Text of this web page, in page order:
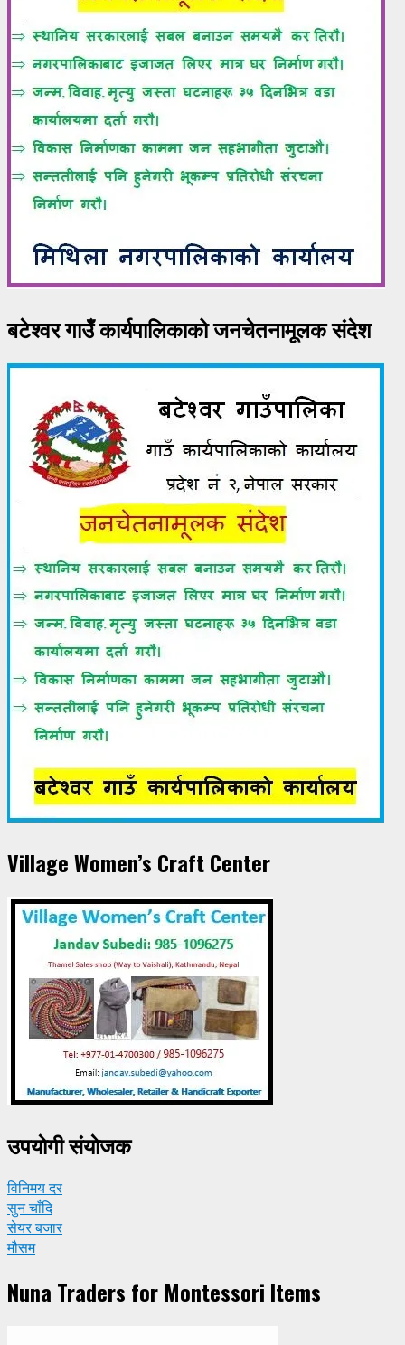
बटेश्वर गाउँ कार्यपालिकाको जनचेतनामूलक संदेश
Village Women’s Craft Center
उपयाेगी संयाेजक
विनिमय दर
सुन चाँदि
सेयर बजार
मौसम
Nuna Traders for Montessori Items